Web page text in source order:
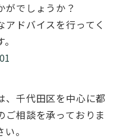
がでしょうか？
ドバイスを行ってく
、千代田区を中心に都
相談を承っておりま
。